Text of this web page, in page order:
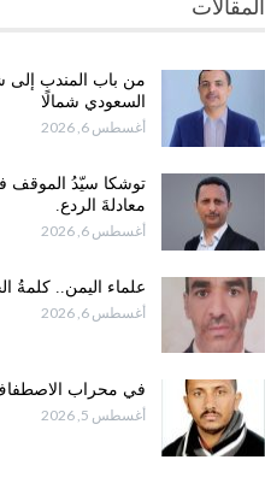
المقالات
من باب المندب إلى
السعودي شمالًا
أغسطس 6, 2026
توشكا سيّدُ الموقف
معادلةَ الردع.
أغسطس 6, 2026
علماء اليمن.. كلمةُ
أغسطس 6, 2026
في محراب الاصطفاف
أغسطس 5, 2026